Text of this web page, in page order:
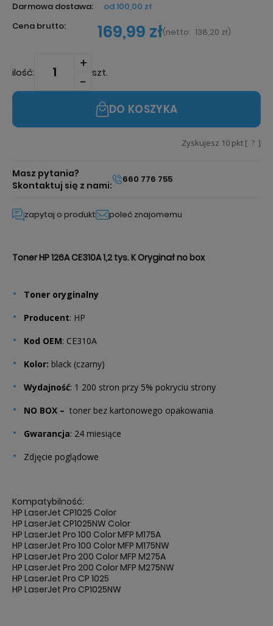
Darmowa dostawa:
od 100,00 zł
Cena brutto:
169,99 zł(netto: 138,20 zł)
ilość: szt.
DO KOSZYKA
Zyskujesz 10 pkt [ ? ]
Masz pytania?
Skontaktuj się z nami:
660 776 755
zapytaj o produkt poleć znajomemu
Toner HP 126A CE310A 1,2 tys. K Oryginał no box
Toner oryginalny
Producent: HP
Kod OEM: CE310A
Kolor: black (czarny)
Wydajność: 1 200 stron przy 5% pokryciu strony
NO BOX – toner bez kartonowego opakowania
Gwarancja: 24 miesiące
Zdjęcie poglądowe
Kompatybilność:
HP LaserJet CP1025 Color
HP LaserJet CP1025NW Color
HP LaserJet Pro 100 Color MFP M175A
HP LaserJet Pro 100 Color MFP M175NW
HP LaserJet Pro 200 Color MFP M275A
HP LaserJet Pro 200 Color MFP M275NW
HP LaserJet Pro CP 1025
HP LaserJet Pro CP1025NW